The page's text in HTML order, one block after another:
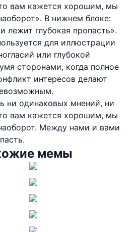
вам кажется хорошим, мы
В нижнем блоке:
глубокая пропасть».
для иллюстрации
или глубокой
сторонами, когда полное
интересов делают
ни одинаковых мнений, ни
вам кажется хорошим, мы
Между нами и вами
мемы